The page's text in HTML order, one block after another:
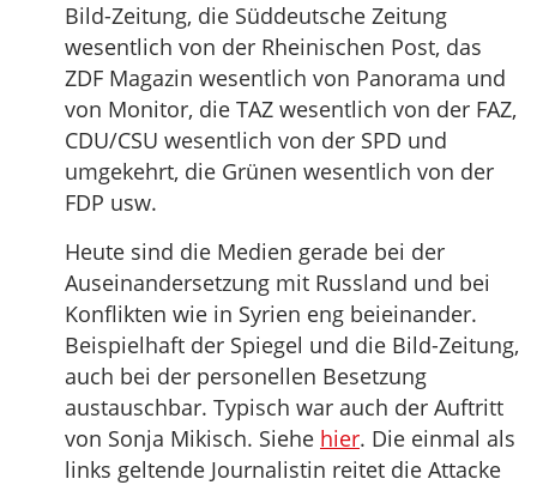
Bild-Zeitung, die Süddeutsche Zeitung
wesentlich von der Rheinischen Post, das
ZDF Magazin wesentlich von Panorama und
von Monitor, die TAZ wesentlich von der FAZ,
CDU/CSU wesentlich von der SPD und
umgekehrt, die Grünen wesentlich von der
FDP usw.
Heute sind die Medien gerade bei der
Auseinandersetzung mit Russland und bei
Konflikten wie in Syrien eng beieinander.
Beispielhaft der Spiegel und die Bild-Zeitung,
auch bei der personellen Besetzung
austauschbar. Typisch war auch der Auftritt
von Sonja Mikisch. Siehe hier. Die einmal als
links geltende Journalistin reitet die Attacke